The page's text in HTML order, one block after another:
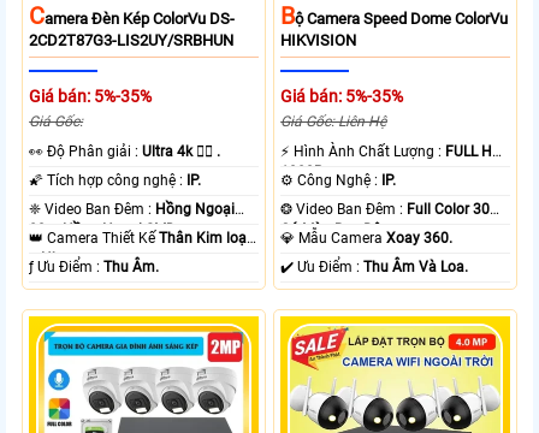
CAmera Đèn Kép ColorVu DS-
2CD2T87G3-LIS2UY/SRBHUN
Giá bán: 5%-35%
Giá Gốc:
️👀 Độ Phân giải :Ultra 4k 👍🏾 .
🌠 Tích hợp công nghệ :
IP.
❈ Video Ban Đêm : Hồng Ngoại
80m Hồng Ngoại SMD.
👑 Camera Thiết KếThân Kim loại
+ Nhựa.
️ƒ Ưu Điểm :Thu Âm.
BỘ Camera Speed Dome ColorVu
HIKVISION
Giá bán: 5%-35%
Giá Gốc: Liên Hệ
️⚡ Hình Ành Chất Lượng : FULL HD
1080P .
⚙ Công Nghệ :
IP.
❂ Video Ban Đêm : Full Color 30m
Có Màu Ban Ðêm.
💎 Mẫu CameraXoay 360.
️✔️ Ưu Điểm :Thu Âm Và Loa.